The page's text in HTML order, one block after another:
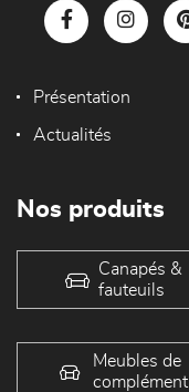
Présentation
Actualités
Nos produits
Canapés &
fauteuils
Meubles de
complément